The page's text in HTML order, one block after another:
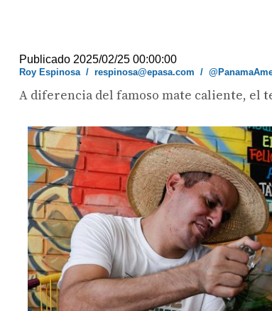
Publicado 2025/02/25 00:00:00
Roy Espinosa/respinosa@epasa.com /
A diferencia del famoso mate caliente, el